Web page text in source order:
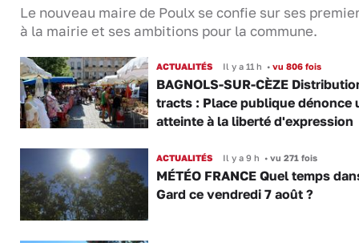
Le nouveau maire de Poulx se confie sur ses
à la mairie et ses ambitions pour la commune.
ACTUALITÉS Il y a 11 h •vu 806 fois
BAGNOLS-SUR-CÈZE
tracts : Place publique dénonce
atteinte à la liberté d'expression
ACTUALITÉS Il y a 9 h •vu 271 fois
MÉTÉO FRANCE Quel temps
Gard ce vendredi 7 août ?